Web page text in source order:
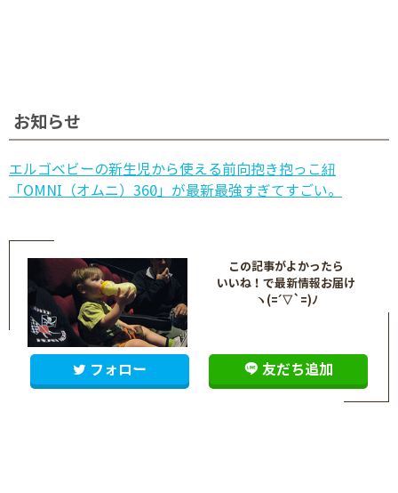
お知らせ
エルゴベビーの新生児から使える前向抱き抱っこ紐
「OMNI（オムニ）360」が最新最強すぎてすごい。
この記事がよかったら
いいね！で最新情報お届け
ヽ(=´▽`=)ﾉ
フォロー 友だち追加